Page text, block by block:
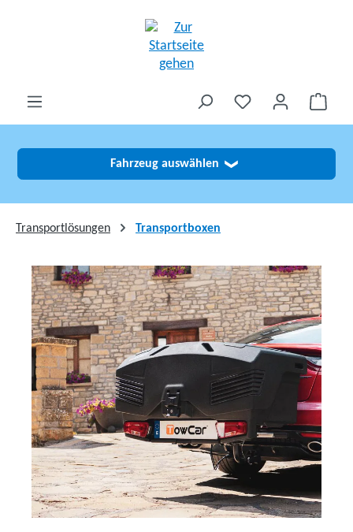
Fahrzeug auswählen ❯
Transportlösungen Transportboxen